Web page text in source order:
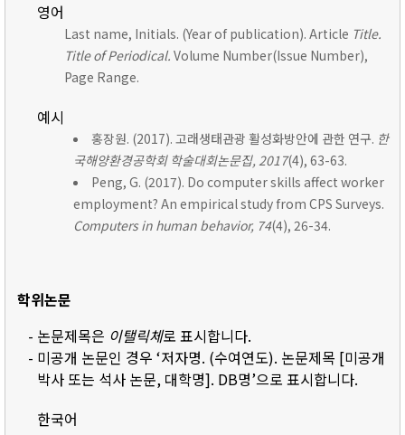
영어
Last name, Initials. (Year of publication). Article Title.
Title of Periodical. Volume Number(Issue Number),
Page Range.
예시
홍장원. (2017). 고래생태관광 활성화방안에 관한 연구. 한
국해양환경공학회 학술대회논문집, 2017(4), 63-63.
Peng, G. (2017). Do computer skills affect worker
employment? An empirical study from CPS Surveys.
Computers in human behavior, 74(4), 26-34.
학위논문
- 논문제목은 이탤릭체로 표시합니다.
- 미공개 논문인 경우 ‘저자명. (수여연도). 논문제목 [미공개
박사 또는 석사 논문, 대학명]. DB명’으로 표시합니다.
한국어